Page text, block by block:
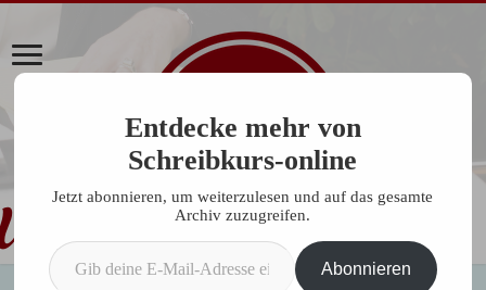
Entdecke mehr von
Schreibkurs-online
Jetzt abonnieren, um weiterzulesen und auf das gesamte
Archiv zuzugreifen.
Gib deine E-Mail-Adresse ein ...
Abonnieren